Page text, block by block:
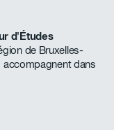
d'Études
de Bruxelles-
accompagnent dans